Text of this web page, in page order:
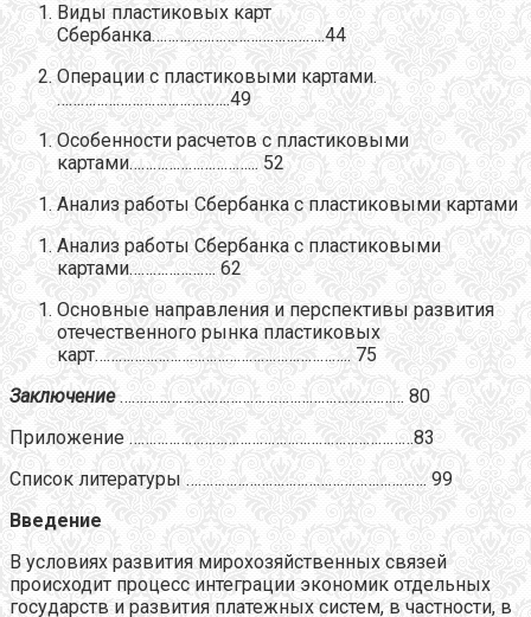
Виды пластиковых карт
Сбербанка……………………………………..44
Операции с пластиковыми картами.
……………………………………..49
Особенности расчетов с пластиковыми
картами…………………………... 52
Анализ работы Сбербанка с пластиковыми картами
Анализ работы Сбербанка с пластиковыми
картами…………………. 62
Основные направления и перспективы развития
отечественного рынка пластиковых
карт……………………………………………………….. 75
Заключение……………………………………………………………… 80
Приложение ………………………………………………………………83
Список литературы ……………………………………………………. 99
Введение
В условиях развития мирохозяйственных связей
происходит процесс интеграции экономик отдельных
государств и развития платежных систем, в частности, в